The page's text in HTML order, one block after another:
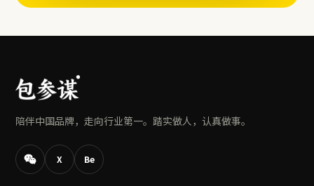
陪伴中国品牌，走向行业第一。踏实做人，认真做事。
X Be